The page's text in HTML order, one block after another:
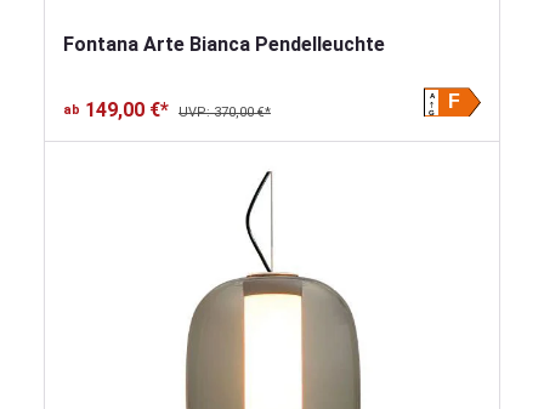
Fontana Arte Bianca Pendelleuchte
ab 149,00 €* UVP: 370,00 €*
F
A
G